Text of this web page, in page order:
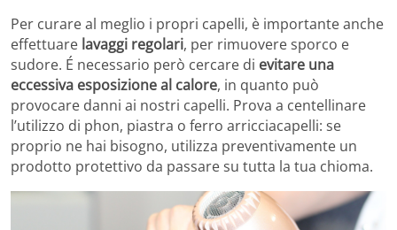
Per curare al meglio i propri capelli, è importante anche
effettuare lavaggi regolari, per rimuovere sporco e
sudore. É necessario però cercare di evitare una
eccessiva esposizione al calore, in quanto può
provocare danni ai nostri capelli. Prova a centellinare
l’utilizzo di phon, piastra o ferro arricciacapelli: se
proprio ne hai bisogno, utilizza preventivamente un
prodotto protettivo da passare su tutta la tua chioma.